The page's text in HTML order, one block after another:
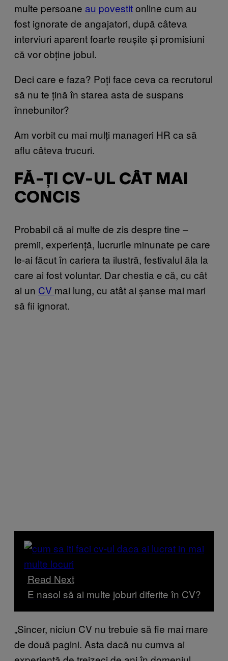
multe persoane au povestitonline cum au
fost ignorate de angajatori, după câteva
interviuri aparent foarte reușite și promisiuni
că vor obține jobul.
Deci care e faza? Poți face ceva ca recrutorul
să nu te țină în starea asta de suspans
înnebunitor?
Am vorbit cu mai mulți manageri HR ca să
aflu câteva trucuri.
FĂ-ȚI CV-UL CÂT MAI
CONCIS
Probabil că ai multe de zis despre tine –
premii, experiență, lucrurile minunate pe care
le-ai făcut în cariera ta ilustră, festivalul ăla la
care ai fost voluntar. Dar chestia e că, cu cât
ai un CV mai lung, cu atât ai șanse mai mari
să fii ignorat.
Read Next
E nasol să ai multe joburi diferite în CV?
„Sincer, niciun CV nu trebuie să fie mai mare
de două pagini. Asta dacă nu cumva ai